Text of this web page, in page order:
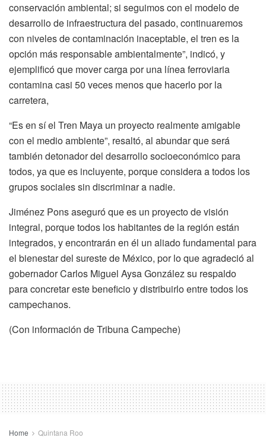
conservación ambiental; si seguimos con el modelo de
desarrollo de infraestructura del pasado, continuaremos
con niveles de contaminación inaceptable, el tren es la
opción más responsable ambientalmente”, indicó, y
ejemplificó que mover carga por una línea ferroviaria
contamina casi 50 veces menos que hacerlo por la
carretera,
“Es en sí el Tren Maya un proyecto realmente amigable
con el medio ambiente”, resaltó, al abundar que será
también detonador del desarrollo socioeconómico para
todos, ya que es incluyente, porque considera a todos los
grupos sociales sin discriminar a nadie.
Jiménez Pons aseguró que es un proyecto de visión
integral, porque todos los habitantes de la región están
integrados, y encontrarán en él un aliado fundamental para
el bienestar del sureste de México, por lo que agradeció al
gobernador Carlos Miguel Aysa González su respaldo
para concretar este beneficio y distribuirlo entre todos los
campechanos.
(Con información de Tribuna Campeche)
Home Quintana Roo